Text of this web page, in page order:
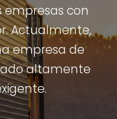
empresas con
Actualmente,
empresa de
altamente